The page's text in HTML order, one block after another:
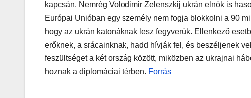
kapcsán. Nemrég Volodimir Zelenszkij ukrán elnök is
Európai Unióban egy személy nem fogja blokkolni a 90
hogy az ukrán katonáknak lesz fegyverük. Ellenkező
erőknek, a srácainknak, hadd hívják fel, és beszéljenek
feszültséget a két ország között, miközben az ukrajnai
hoznak a diplomáciai térben. Forrás